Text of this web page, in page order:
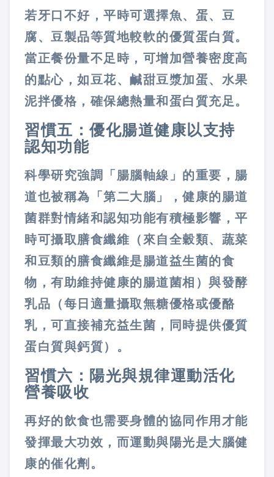
若牙口不好，平時可選擇魚、蛋、豆
腐、豆製品等質地較軟的優質蛋白質。
當正餐份量不足時，可增加營養密度高
的點心，如豆花、鹹甜豆漿加蛋、水果
泥拌優格，確保總熱量和蛋白質充足。
習慣五：優化腸道健康以支持
認知功能
科學研究強調「腸腦軸線」的重要，腸
道也被稱為「第二大腦」，健康的腸道
菌群對情緒和認知功能有積極影響，平
時可攝取膳食纖維（來自全穀類、蔬菜
和豆類的膳食纖維是腸道益生菌的食
物，有助維持健康的腸道菌相）與發酵
乳品（每日適量攝取無糖優格或優酪
乳，可直接補充益生菌，同時提供優質
蛋白質與鈣質）。
習慣六：陽光與規律運動活化
營養吸收
再好的飲食也需要身體的協同作用才能
發揮最大功效，而運動與陽光是大腦健
康的催化劑。